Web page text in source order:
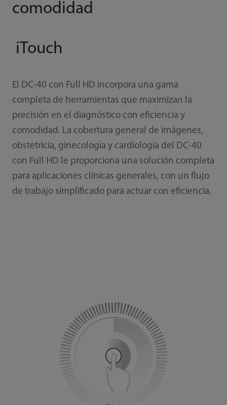
comodidad
iTouch
El DC-40 con Full HD incorpora una gama
completa de herramientas que maximizan la
precisión en el diagnóstico con eficiencia y
comodidad. La cobertura general de imágenes,
obstetricia, ginecología y cardiología del DC-40
con Full HD le proporciona una solución completa
para aplicaciones clínicas generales, con un flujo
de trabajo simplificado para actuar con eficiencia.